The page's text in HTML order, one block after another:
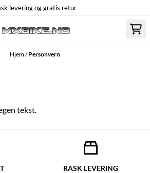
levering og gratis retur
Hjem/Personvern
tekst.
RASK LEVERING